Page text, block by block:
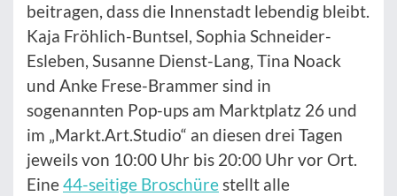
beitragen, dass die Innenstadt lebendig bleibt.
Kaja Fröhlich-Buntsel, Sophia Schneider-
Esleben, Susanne Dienst-Lang, Tina Noack
und Anke Frese-Brammer sind in
sogenannten Pop-ups am Marktplatz 26 und
im „Markt.Art.Studio“ an diesen drei Tagen
jeweils von 10:00 Uhr bis 20:00 Uhr vor Ort.
Eine44-seitige Broschürestellt alle